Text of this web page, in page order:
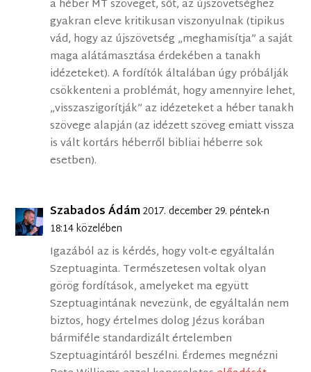
a héber MT szöveget, sőt, az újszövetséghez
gyakran eleve kritikusan viszonyulnak (tipikus
vád, hogy az újszövetség „meghamisítja” a saját
maga alátámasztása érdekében a tanakh
idézeteket). A fordítók általában úgy próbálják
csökkenteni a problémát, hogy amennyire lehet,
„visszaszigorítják” az idézeteket a héber tanakh
szövege alapján (az idézett szöveg emiatt vissza
is vált kortárs héberről bibliai héberre sok
esetben).
Szabados Ádám2017. december 29. péntek-n
18:14 közelében
Igazából az is kérdés, hogy volt-e egyáltalán
Szeptuaginta. Természetesen voltak olyan
görög fordítások, amelyeket ma együtt
Szeptuagintának nevezünk, de egyáltalán nem
biztos, hogy értelmes dolog Jézus korában
bármiféle standardizált értelemben
Szeptuagintáról beszélni. Érdemes megnézni